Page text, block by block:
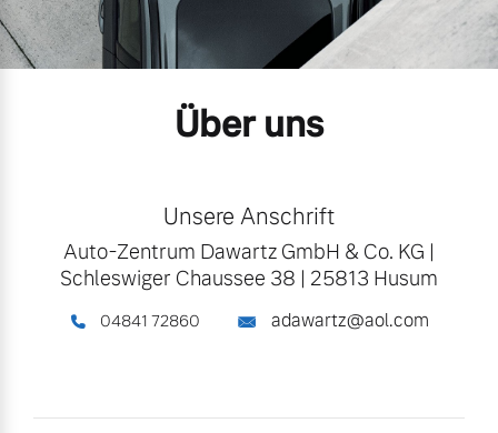
Gebrauchtwagen
Aktuelle Zubehörangebote
Aktuelle Serviceangebote
Service by Volvo
Unsere News & Events
Über uns
Unsere Anschrift
Auto-Zentrum Dawartz GmbH & Co. KG |
Schleswiger Chaussee 38 | 25813 Husum
04841 72860 adawartz@aol.com